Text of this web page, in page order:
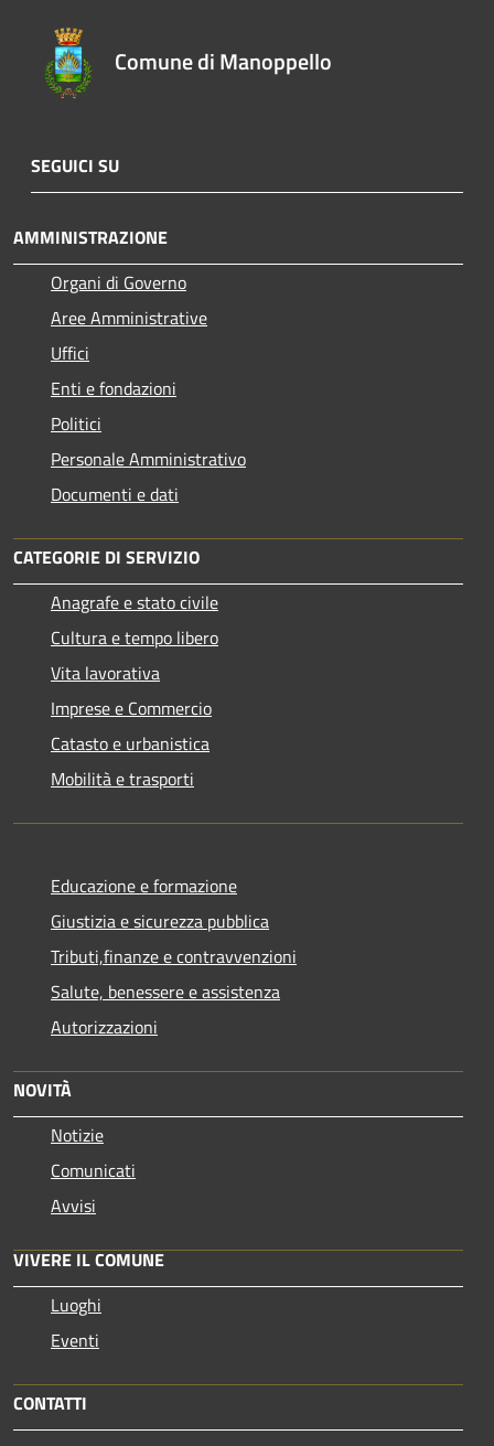
Comune di Manoppello
SEGUICI SU
AMMINISTRAZIONE
Organi di Governo
Aree Amministrative
Uffici
Enti e fondazioni
Politici
Personale Amministrativo
Documenti e dati
CATEGORIE DI SERVIZIO
Anagrafe e stato civile
Cultura e tempo libero
Vita lavorativa
Imprese e Commercio
Catasto e urbanistica
Mobilità e trasporti
Educazione e formazione
Giustizia e sicurezza pubblica
Tributi,finanze e contravvenzioni
Salute, benessere e assistenza
Autorizzazioni
NOVITÀ
Notizie
Comunicati
Avvisi
VIVERE IL COMUNE
Luoghi
Eventi
CONTATTI